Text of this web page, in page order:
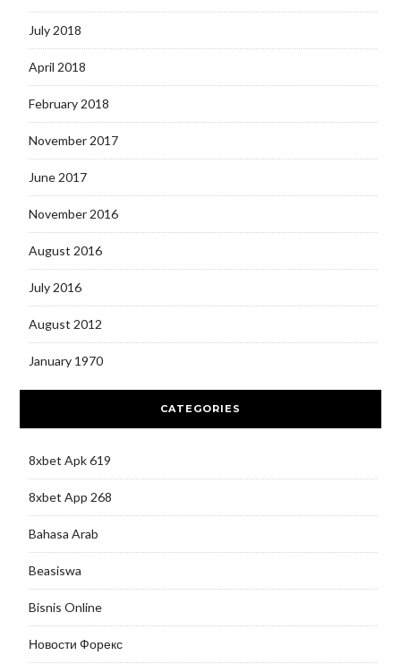
July 2018
April 2018
February 2018
November 2017
June 2017
November 2016
August 2016
July 2016
August 2012
January 1970
CATEGORIES
8xbet Apk 619
8xbet App 268
Bahasa Arab
Beasiswa
Bisnis Online
Новости Форекс